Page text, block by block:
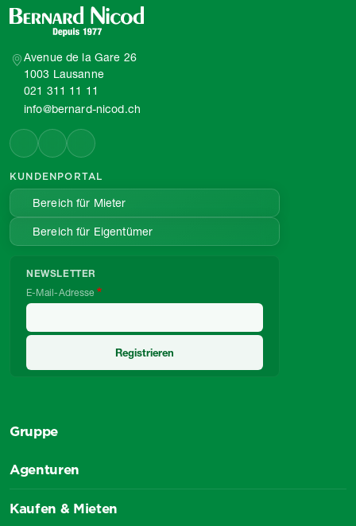
Avenue de la Gare 26
1003 Lausanne
021 311 11 11
info@bernard-nicod.ch
KUNDENPORTAL
Bereich für Mieter
Bereich für Eigentümer
NEWSLETTER
E-Mail-Adresse
Gruppe
Agenturen
Kaufen & Mieten